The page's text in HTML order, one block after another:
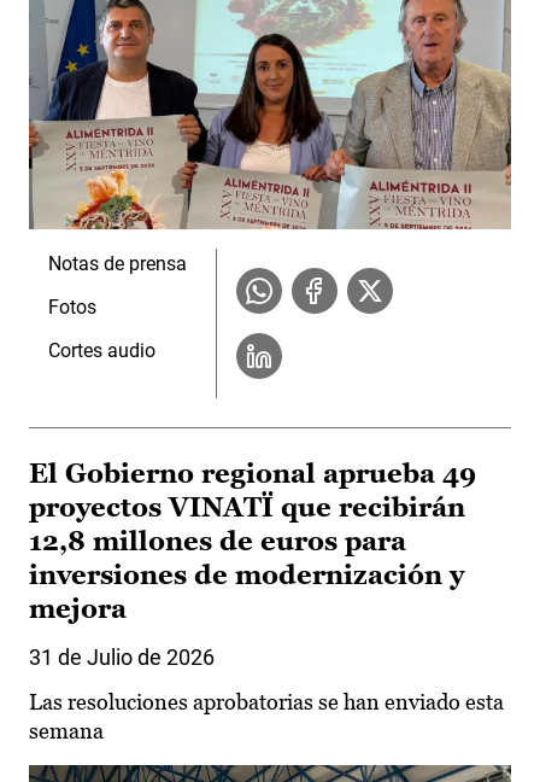
Notas de prensa
Fotos
Cortes audio
El Gobierno regional aprueba 49
proyectos VINATÏ que recibirán
12,8 millones de euros para
inversiones de modernización y
mejora
31 de Julio de 2026
Las resoluciones aprobatorias se han enviado esta
semana